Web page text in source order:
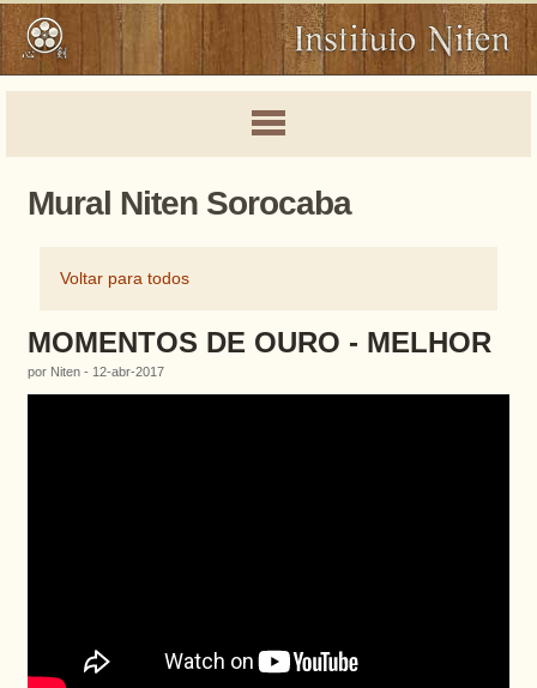
Mural Niten Sorocaba
Voltar para todos
MOMENTOS DE OURO - MELHOR
por Niten - 12-abr-2017